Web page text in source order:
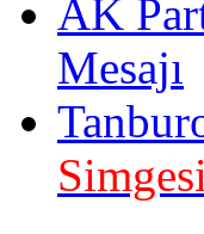
AK
Mesajı